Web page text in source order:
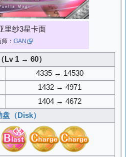
里纱3星卡面
： GAN
Lv 1 → 60）
4335 → 14530
1432 → 4971
1404 → 4672
盘（Disk）